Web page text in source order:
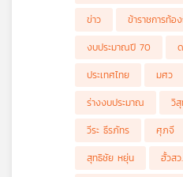
3,600 คน
• ขั้นตอนการลงดาบ
• ความคล้ายกันของคดีโกง
ข่าว
ข้าราชการท้อ
งบประมาณปี 70
ประเทศไทย
มศว
ร่างงบประมาณ
วิ
วีระ ธีรภัทร
ศุภจี
สุทธิชัย หยุ่น
ฮั้วสว.